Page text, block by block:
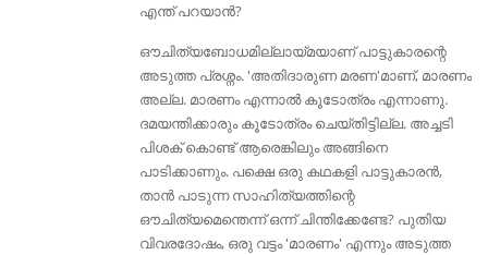
എന്ത് പറയാന്‍?
ഔചിത്യബോധമില്ലായ്മയാണ് പാട്ടുകാരന്റെ
അടുത്ത പ്രശ്നം. 'അതിദാരുണ മരണ'മാണ്, മാരണം
അല്ല. മാരണം എന്നാല്‍ കൂടോത്രം എന്നാണു.
ദമയന്തിക്കാരും കൂടോത്രം ചെയ്തിട്ടില്ല. അച്ചടി
പിശക് കൊണ്ട് ആരെങ്കിലും അങ്ങിനെ
പാടിക്കാണും. പക്ഷെ ഒരു കഥകളി പാട്ടുകാരന്‍,
താന്‍ പാടുന്ന സാഹിത്യത്തിന്റെ
ഔചിത്യമെന്തെന്ന് ഒന്ന് ചിന്തിക്കേണ്ടേ? പുതിയ
വിവരദോഷം, ഒരു വട്ടം 'മാരണം' എന്നും അടുത്ത